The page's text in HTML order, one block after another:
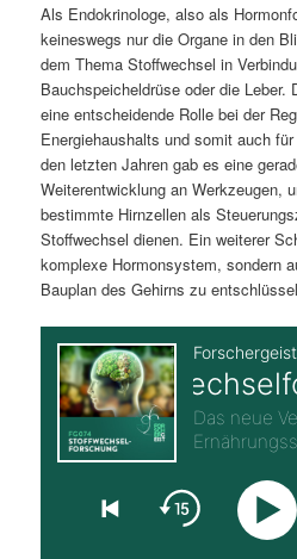
e
n
Als Endokrinologe, also als
keineswegs nur die Organe in den
dem Thema Stoffwechsel in
Bauchspeicheldrüse oder die
eine entscheidende Rolle bei der
Energiehaushalts und somit auch
den letzten Jahren gab es eine
Weiterentwicklung an Werkzeugen,
bestimmte Hirnzellen als
Stoffwechsel dienen. Ein weiterer
komplexe Hormonsystem, sondern
Bauplan des Gehirns zu